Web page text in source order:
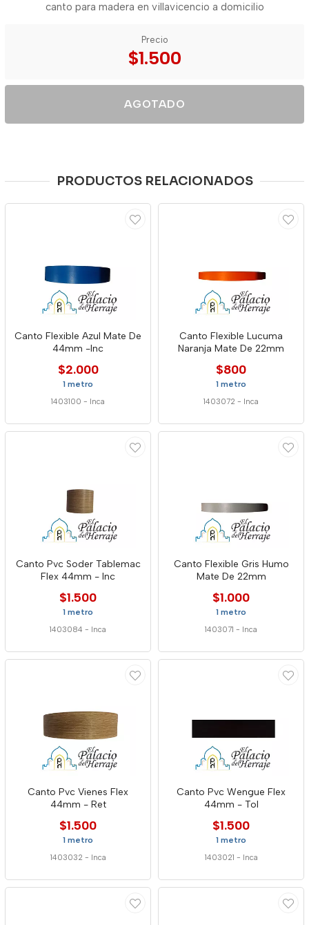
canto para madera en villavicencio a domicilio
Precio
$1.500
AGOTADO
PRODUCTOS RELACIONADOS
Canto Flexible Azul Mate De
44mm -Inc
$2.000
1 metro
1403100 - Inca
Canto Flexible Lucuma
Naranja Mate De 22mm
$800
1 metro
1403072 - Inca
Canto Pvc Soder Tablemac
Flex 44mm - Inc
$1.500
1 metro
1403084 - Inca
Canto Flexible Gris Humo
Mate De 22mm
$1.000
1 metro
1403071 - Inca
Canto Pvc Vienes Flex
44mm - Ret
$1.500
1 metro
1403032 - Inca
Canto Pvc Wengue Flex
44mm - Tol
$1.500
1 metro
1403021 - Inca